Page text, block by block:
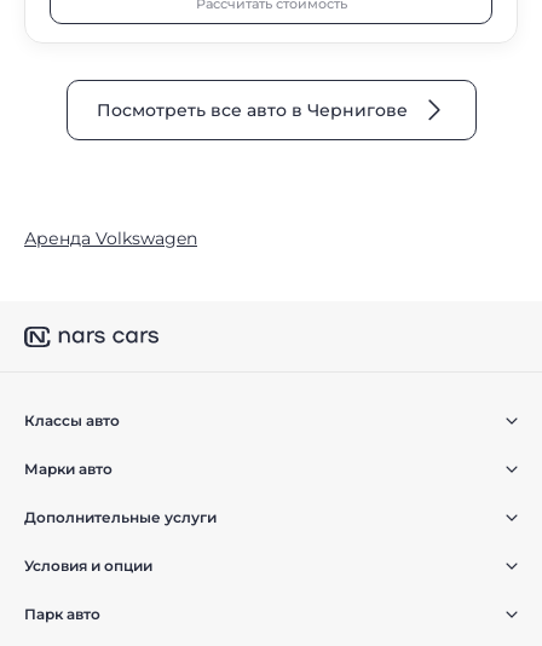
Рассчитать стоимость
Посмотреть все авто в Чернигове
Аренда Volkswagen
Классы авто
Марки авто
Дополнительные услуги
Условия и опции
Парк авто